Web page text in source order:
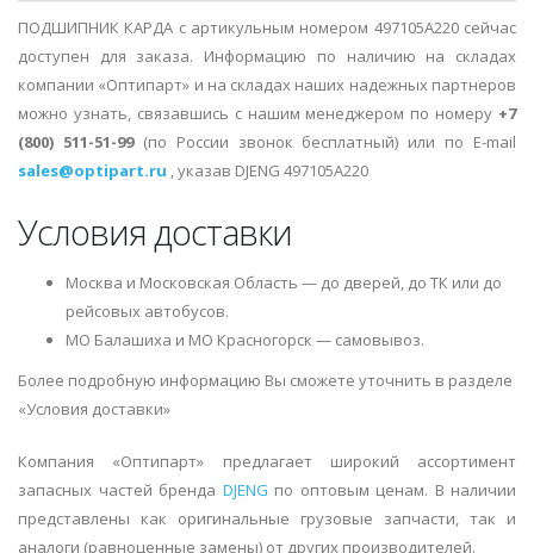
ПОДШИПНИК КАРДА с артикульным номером 497105A220 сейчас
доступен для заказа. Информацию по наличию на складах
компании «Оптипарт» и на складах наших надежных партнеров
можно узнать, связавшись с нашим менеджером по номеру +7
(800) 511-51-99(по России звонок бесплатный) или по E-mail
sales@optipart.ru , указав DJENG 497105A220
Условия доставки
Москва и Московская Область — до дверей, до ТК или до
рейсовых автобусов.
МО Балашиха и МО Красногорск — самовывоз.
Более подробную информацию Вы сможете уточнить в разделе
«Условия доставки»
Компания «Оптипарт» предлагает широкий ассортимент
запасных частей бренда DJENG по оптовым ценам. В наличии
представлены как оригинальные грузовые запчасти, так и
аналоги (равноценные замены) от других производителей.